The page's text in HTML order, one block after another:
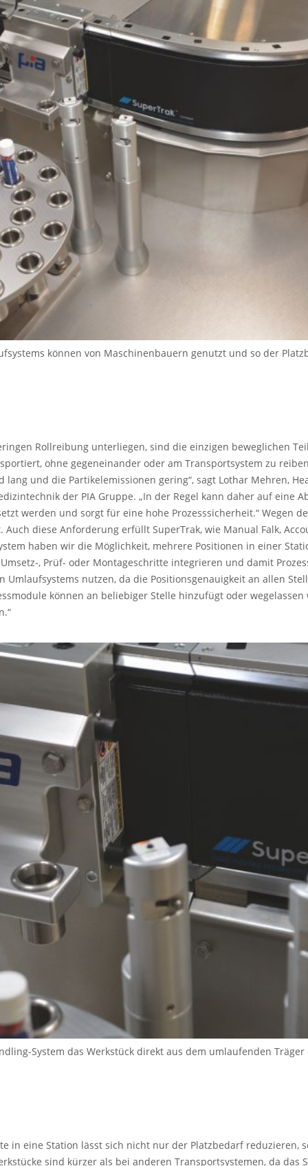
können von Maschinenbauern genutzt und so der
Rollreibung unterliegen, sind die einzigen beweglichen
ohne gegeneinander oder am Transportsystem zu
und die Partikelemissionen gering“, sagt Lothar Mehren,
der PIA Gruppe. „In der Regel kann daher auf eine
werden und sorgt für eine hohe Prozesssicherheit.“ Wegen
diese Anforderung erfüllt SuperTrak, wie Manual Falk,
haben wir die Möglichkeit, mehrere Positionen in einer
, Prüf- oder Montageschritte integrieren und damit
Umlaufsystems nutzen, da die Positionsgenauigkeit an allen
können an beliebiger Stelle hinzufügt oder
System das Werkstück direkt aus dem umlaufenden
in eine Station lässt sich nicht nur der Platzbedarf reduzieren,
sind kürzer als bei anderen Transportsystemen, da